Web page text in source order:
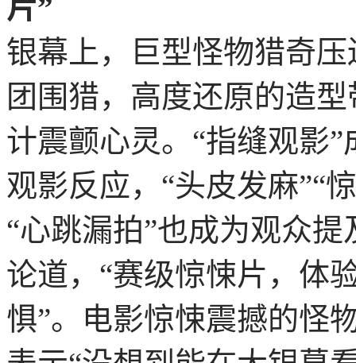
片”
银幕上，巨型怪物猎奇
团围猎，高度还原的造
计震颤心灵。“指缝观影
观影反应，“头皮发麻”“
“心跳漏拍”也成为观众
论道，“赛级惊悚片，体
惧”。电影惊悚震撼的怪